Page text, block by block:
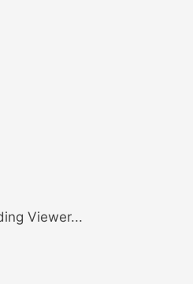
Viewer...